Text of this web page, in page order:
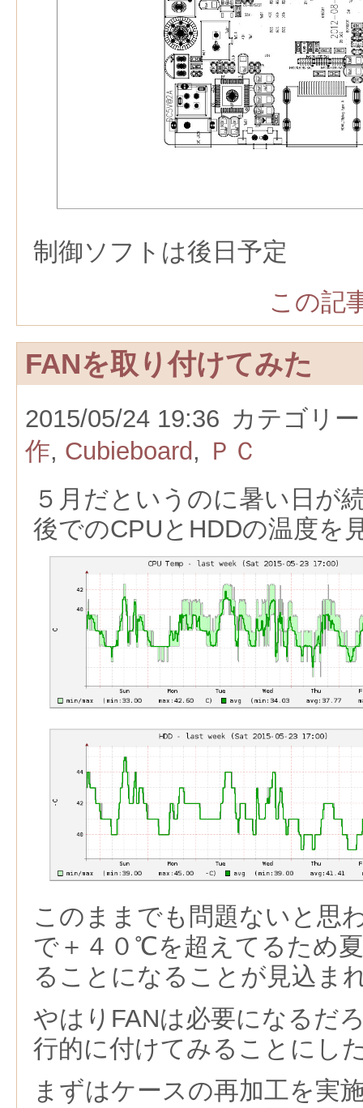
制御ソフトは後日予定
この記
FANを取り付けてみた
2015/05/24 19:36 カテゴリ
作, Cubieboard , ＰＣ
５月だというのに暑い日が
後でのCPUとHDDの温度を
このままでも問題ないと思
で＋４０℃を超えてるため
ることになることが見込ま
やはりFANは必要になるだ
行的に付けてみることにし
まずはケースの再加工を実